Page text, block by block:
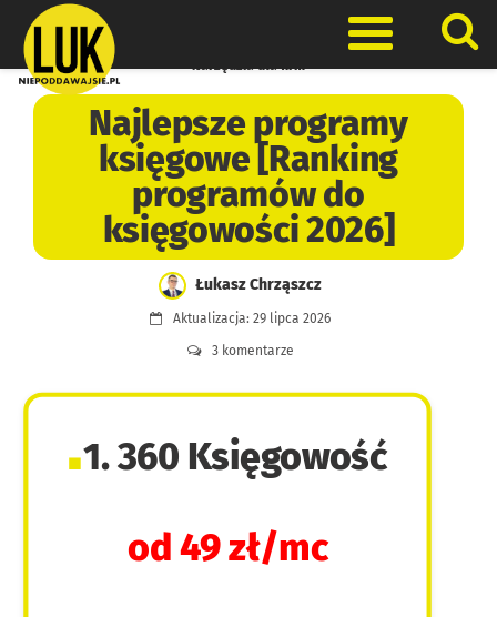
content
Otwórz
Narzędzia dla firm
Najlepsze programy
księgowe [Ranking
programów do
księgowości 2026]
Aktualizacja: 29 lipca 2026
Łukasz Chrząszcz
3 komentarze
1. 360 Księgowość
od 49 zł/mc